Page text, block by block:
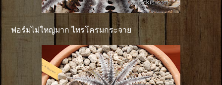
ฟอร์มไม่ใหญ่มาก ไทรโครมกระจาย